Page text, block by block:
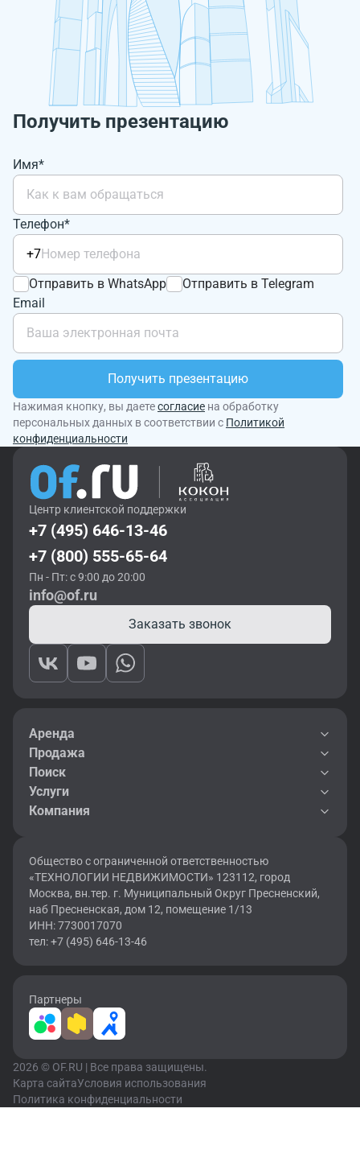
Получить презентацию
Имя*
Телефон*
+7
Отправить в WhatsApp
Отправить в Telegram
Email
Получить презентацию
Нажимая кнопку, вы даетесогласие на обработку
персональных данных в соответствии с Политикой
конфиденциальности
Центр клиентской поддержки
+7 (495) 646-13-46
+7 (800) 555-65-64
Пн - Пт: с 9:00 до 20:00
info@of.ru
Заказать звонок
Аренда
Продажа
Поиск
Услуги
Компания
Общество с ограниченной ответственностью
«ТЕХНОЛОГИИ НЕДВИЖИМОСТИ» 123112, город
Москва, вн.тер. г. Муниципальный Округ Пресненский,
наб Пресненская, дом 12, помещение 1/13
ИНН: 7730017070
тел: +7 (495) 646-13-46
Партнеры
2026 © OF.RU | Все права защищены.
Карта сайтаУсловия использования
Политика конфиденциальности